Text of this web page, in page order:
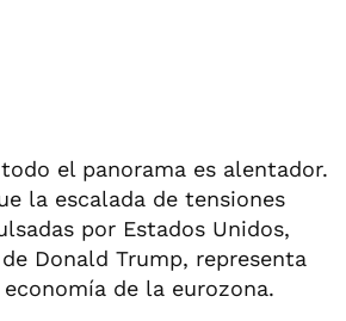
el panorama es alentador.
la escalada de tensiones
por Estados Unidos,
Donald Trump, representa
de la eurozona.